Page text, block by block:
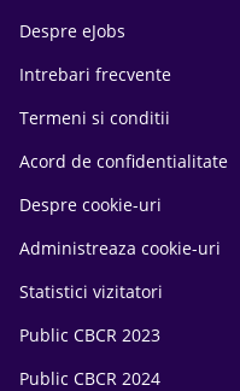
Despre eJobs
Intrebari frecvente
Termeni si conditii
Acord de confidentialitate
Despre cookie-uri
Administreaza cookie-uri
Statistici vizitatori
Public CBCR 2023
Public CBCR 2024